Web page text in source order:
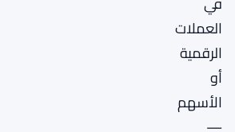
العملات
الرقمية
أو
الأسهم
—